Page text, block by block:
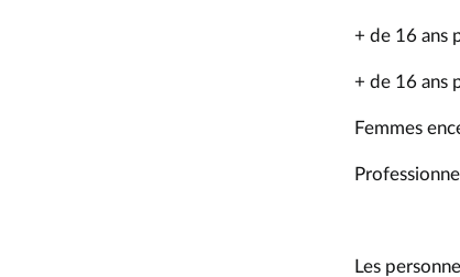
+ de 16 ans
+ de 16 ans
Femmes
Les